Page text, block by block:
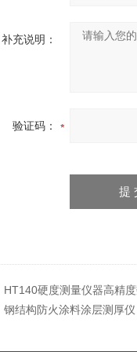
补充说明：
验证码：
HT140硬度测量仪器高精
钢结构防火涂料涂层测厚仪